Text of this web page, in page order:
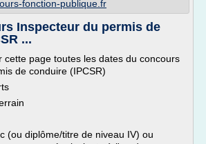
fonction-publique.fr
Inspecteur du permis de
...
cette page toutes les dates du concours
de conduire (IPCSR)
(ou diplôme/titre de niveau IV) ou